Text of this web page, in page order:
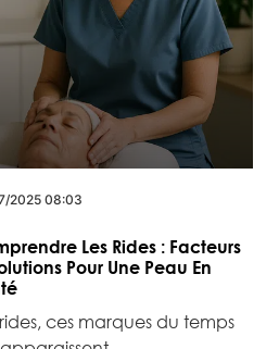
2025 08:03
Les Rides : Facteurs
Pour Une Peau En
rides, ces marques du temps